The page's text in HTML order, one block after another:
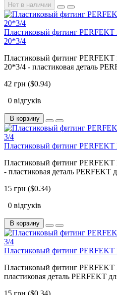
Нет в наличии
Пластиковый фитинг PERFEKT
20*3/4
Пластиковый фитинг PERFEKT
20*3/4 - пластиковая деталь
42 грн ($0.94)
0 відгуків
В корзину
Пластиковый фитинг PERFEKT
Пластиковый фитинг PERFEKT
- пластиковая деталь PERFEKT
15 грн ($0.34)
0 відгуків
В корзину
Пластиковый фитинг PERFEKT
Пластиковый фитинг PERFEKT
пластиковая деталь PERFEKT
15 грн ($0.34)